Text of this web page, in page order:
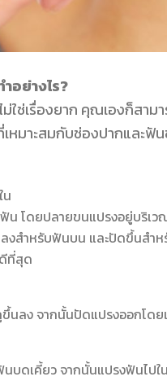
อย่างไร?
ใช่เรื่องยาก คุณเองก็สา
มาะสมกับช่องปากและฟั
น
น โดยปลายขนแปรงอยู่บริเว
งสำหรับฟันบน และปัดขึ้นสำ
ที่สุด
นลง จากนั้นปัดแปรงออกโ
นบดเคี้ยว จากนั้นแปรงฟันไป